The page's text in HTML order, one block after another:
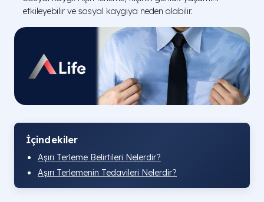
etkileyebilir ve sosyal kaygıya neden olabilir.
İçindekiler
Aşırı Terleme Belirtileri Nelerdir?
Aşırı Terlemenin Tedavileri Nelerdir?